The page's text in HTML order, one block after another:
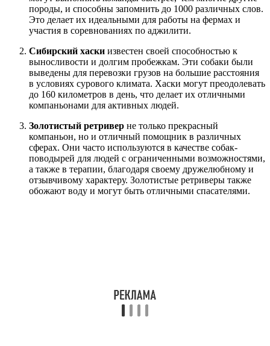
породы, и способны запомнить до 1000 различных слов.
Это делает их идеальными для работы на фермах и
участия в соревнованиях по аджилити.
Сибирский хаски известен своей способностью к
выносливости и долгим пробежкам. Эти собаки были
выведены для перевозки грузов на большие расстояния
в условиях сурового климата. Хаски могут преодолевать
до 160 километров в день, что делает их отличными
компаньонами для активных людей.
Золотистый ретривер не только прекрасный
компаньон, но и отличный помощник в различных
сферах. Они часто используются в качестве собак-
поводырей для людей с ограниченными возможностями,
а также в терапии, благодаря своему дружелюбному и
отзывчивому характеру. Золотистые ретриверы также
обожают воду и могут быть отличными спасателями.